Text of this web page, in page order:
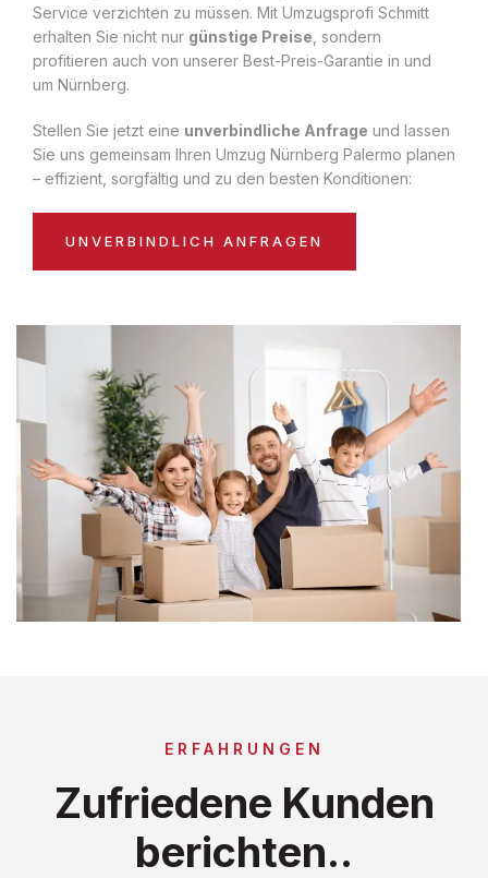
Service verzichten zu müssen. Mit Umzugsprofi Schmitt
erhalten Sie nicht nur günstige Preise , sondern
profitieren auch von unserer Best-Preis-Garantie in und
um Nürnberg.
Stellen Sie jetzt eine unverbindliche Anfrage und lassen
Sie uns gemeinsam Ihren Umzug Nürnberg Palermo planen
– effizient, sorgfältig und zu den besten Konditionen:
UNVERBINDLICH ANFRAGEN
ERFAHRUNGEN
Zufriedene Kunden
berichten..